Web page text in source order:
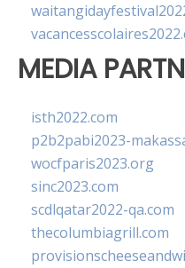
MEDIA
isth2022.com
p2b2pabi2023-
wocfparis2023.org
sinc2023.com
scdlqatar2022-qa.com
thecolumbiagrill.com